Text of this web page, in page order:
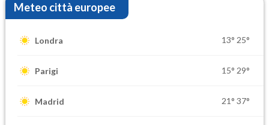
Meteo città europee
Londra 13° 25°
Parigi 15° 29°
Madrid 21° 37°